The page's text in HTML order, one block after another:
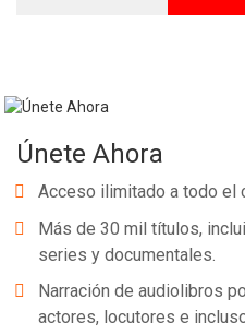
Únete Ahora
Acceso ilimitado a todo el
Más de 30 mil títulos,
series y documentales.
Narración de audiolibros
actores, locutores e